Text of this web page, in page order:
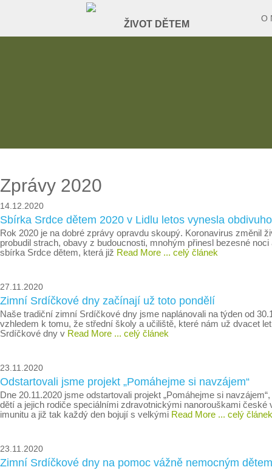
O
Zprávy 2020
14.12.2020
Sbírka Srdce dětem 2020 v Lidlu letos vynesla
Rok 2020 je na dobré zprávy opravdu skoupý. Koronavirus změnil
probudil strach, obavy z budoucnosti, mnohým přinesl bezesné
sbírka Srdce dětem, která již Read More ... celý článek
27.11.2020
Zimní Srdíčkové dny začínají už toto pondělí
Naše tradiční zimní Srdíčkové dny jsme naplánovali na týden od
vzhledem k tomu, že střední školy a učiliště, které nám už dvacet
Srdíčkové dny v Read More ... celý článek
23.11.2020
Odstartovali jsme projekt „Pomáhejme si navzájem“
Dne 20.11.2020 jsme odstartovali projekt „Pomáhejme si
dětí a jejich rodiče speciálními zdravotnickými nanorouškami
imunitu a již tak každý den bojují s velkými Read More ... celý článek
23.11.2020
Zimní Srdíčkové dny na pomoc vážně nemocným